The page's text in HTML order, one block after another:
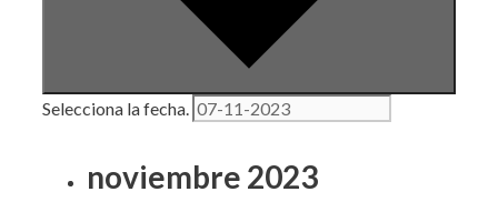
Selecciona la fecha.
noviembre 2023